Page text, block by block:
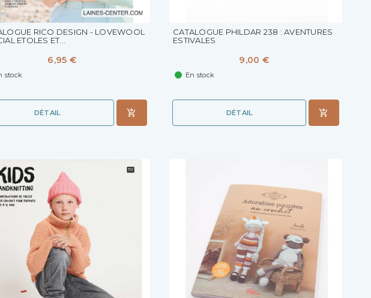
RICO DESIGN - LOVEWOOL
ETOLES ET...
6,95 €
stock
DÉTAIL
CATALOGUE PHILDAR 238 : AVENTURES
ESTIVALES
9,00 €
En stock
DÉTAIL